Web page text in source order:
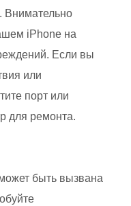
Внимательно
iPhone на
Если вы
или
порт или
для ремонта.
быть вызвана